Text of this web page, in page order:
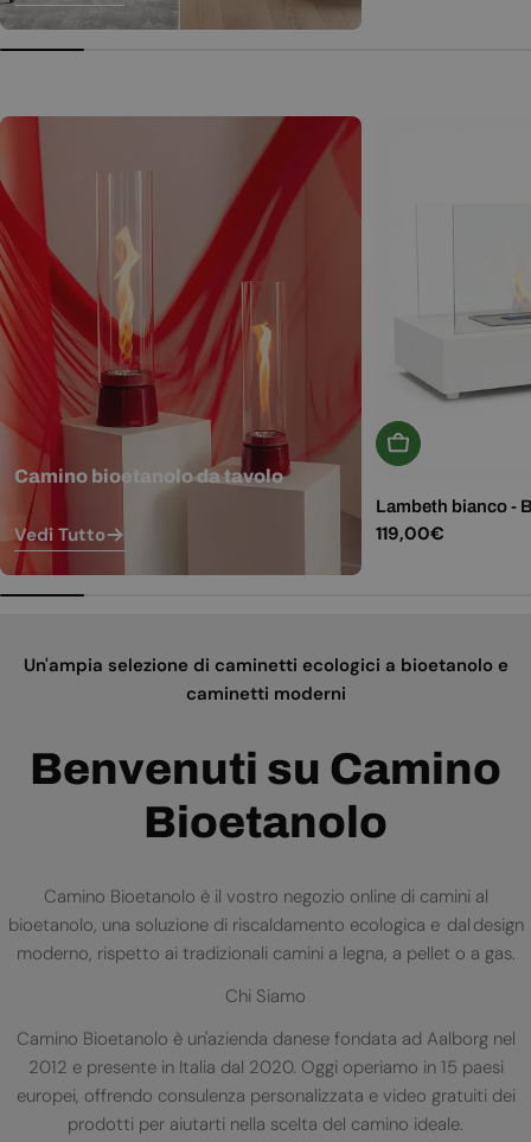
Camino bioetanolo da tavolo
Vedi Tutto
Aggiungi Al
Lambeth bianco -
Prezzo
119,00€
Un'ampia selezione di caminetti ecologici a bioetanolo e
caminetti moderni
Benvenuti su Camino
Bioetanolo
Camino Bioetanolo è il vostro negozio online di camini al
bioetanolo, una soluzione di riscaldamento ecologica e dal design
moderno, rispetto ai tradizionali camini a legna, a pellet o a gas.
Chi Siamo
Camino Bioetanolo è un'azienda danese fondata ad Aalborg nel
2012 e presente in Italia dal 2020. Oggi operiamo in 15 paesi
europei, offrendo consulenza personalizzata e video gratuiti dei
prodotti per aiutarti nella scelta del camino ideale.